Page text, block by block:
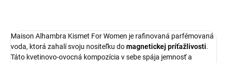
Maison Alhambra Kismet For Women je rafinovaná parfémovaná
voda, ktorá zahalí svoju nositeľku domagnetickej príťažlivosti.
Táto kvetinovo-ovocná kompozícia v sebe spája jemnosť a